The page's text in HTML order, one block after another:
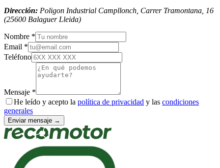
Dirección: Poligon Industrial Campllonch, Carrer Tramontana, 16
(25600 Balaguer Lleida)
Nombre *
Email *
Teléfono
Mensaje *
He leído y acepto la política de privacidad y las condiciones
generales
Enviar mensaje →